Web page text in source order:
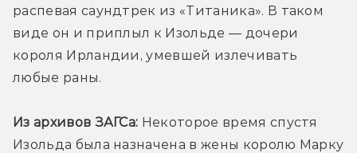
распевая саундтрек из «Титаника». В таком
виде он и приплыл к Изольде — дочери
короля Ирландии, умевшей излечивать
любые раны.
Из архивов ЗАГСа: Некоторое время спустя
Изольда была назначена в жены королю Марку